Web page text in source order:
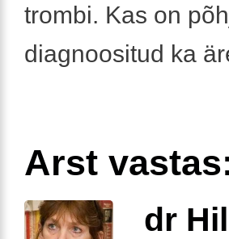
trombi. Kas on
diagnoositud ka
Arst
dr